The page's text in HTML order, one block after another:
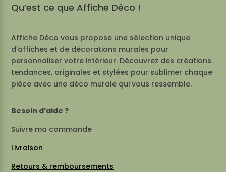
Qu’est ce que Affiche Déco !
Affiche Déco vous propose une sélection unique
d’affiches et de décorations murales pour
personnaliser votre intérieur. Découvrez des créations
tendances, originales et stylées pour sublimer chaque
pièce avec une déco murale qui vous ressemble.
Besoin d’aide ?
Suivre ma commande
Livraison
Retours & remboursements